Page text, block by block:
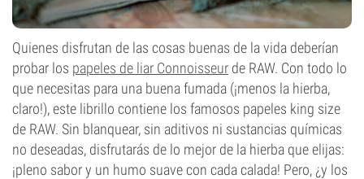
Quienes disfrutan de las cosas buenas de la vida deberían
probar los papeles de liar Connoisseur de RAW. Con todo lo
que necesitas para una buena fumada (¡menos la hierba,
claro!), este librillo contiene los famosos papeles king size
de RAW. Sin blanquear, sin aditivos ni sustancias químicas
no deseadas, disfrutarás de lo mejor de la hierba que elijas:
¡pleno sabor y un humo suave con cada calada! Pero, ¿y los